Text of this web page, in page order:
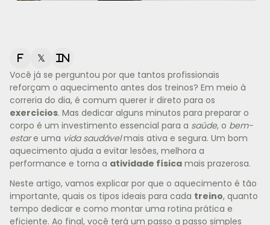
f 𝕏 in
Você já se perguntou por que tantos profissionais
reforçam o aquecimento antes dos treinos? Em meio à
correria do dia, é comum querer ir direto para os
exercícios. Mas dedicar alguns minutos para preparar o
corpo é um investimento essencial para a saúde, o bem-
estare uma vida saudávelmais ativa e segura. Um bom
aquecimento ajuda a evitar lesões, melhora a
performance e torna a atividade física mais prazerosa.
Neste artigo, vamos explicar por que o aquecimento é tão
importante, quais os tipos ideais para cada treino, quanto
tempo dedicar e como montar uma rotina prática e
eficiente. Ao final, você terá um passo a passo simples